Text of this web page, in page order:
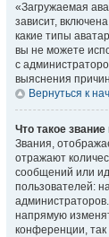
«Загружаемая
зависит,
какие типы
вы не можете
с
выяснения
Вернуться к
Что такое
Звания,
отражают
сообщений или
пользователей:
напрямую
конференции, так